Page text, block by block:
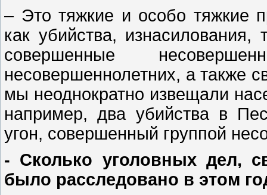
– Это тяжкие и особо тяжкие
как убийства,
совершенные
несовершеннолетних, а также
мы неоднократно извещали
например, два убийства в
угон, совершенный группой
- Сколько уголовных дел,
было расследовано в этом